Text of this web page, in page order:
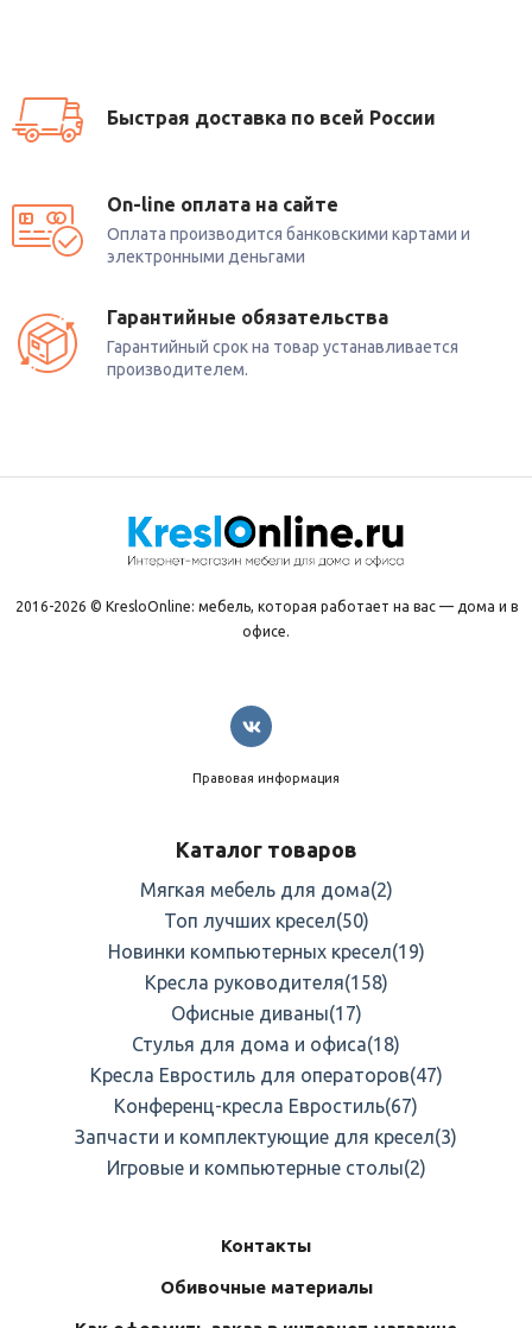
Быстрая доставка по всей России
On-line оплата на сайте
Оплата производится банковскими картами и
электронными деньгами
Гарантийные обязательства
Гарантийный срок на товар устанавливается
производителем.
2016-2026 © KresloOnline: мебель, которая работает на вас — дома и в
офисе.
Правовая информация
Каталог товаров
Мягкая мебель для дома(2)
Топ лучших кресел(50)
Новинки компьютерных кресел(19)
Кресла руководителя(158)
Офисные диваны(17)
Стулья для дома и офиса(18)
Кресла Евростиль для операторов(47)
Конференц-кресла Евростиль(67)
Запчасти и комплектующие для кресел(3)
Игровые и компьютерные столы(2)
Контакты
Обивочные материалы